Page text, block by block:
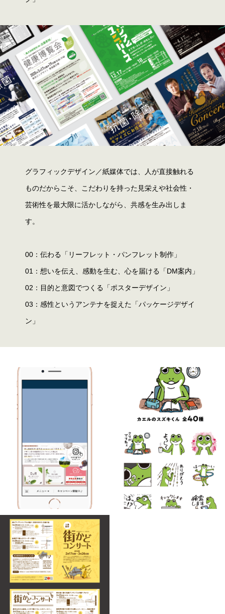
グラフィックデザイン／紙媒体では、人が直接触れる
ものだからこそ、こだわりを持った見栄えや社会性・
芸術性を最大限に活かしながら、共感を生み出しま
す。
00：伝わる「リーフレット・パンフレット制作」
01：想いを伝え、感動を生む、心を届ける「DM案内」
02：目的と意図でつくる「ポスターデザイン」
03：感性というアンテナを捉えた「パッケージデザイ
ン」